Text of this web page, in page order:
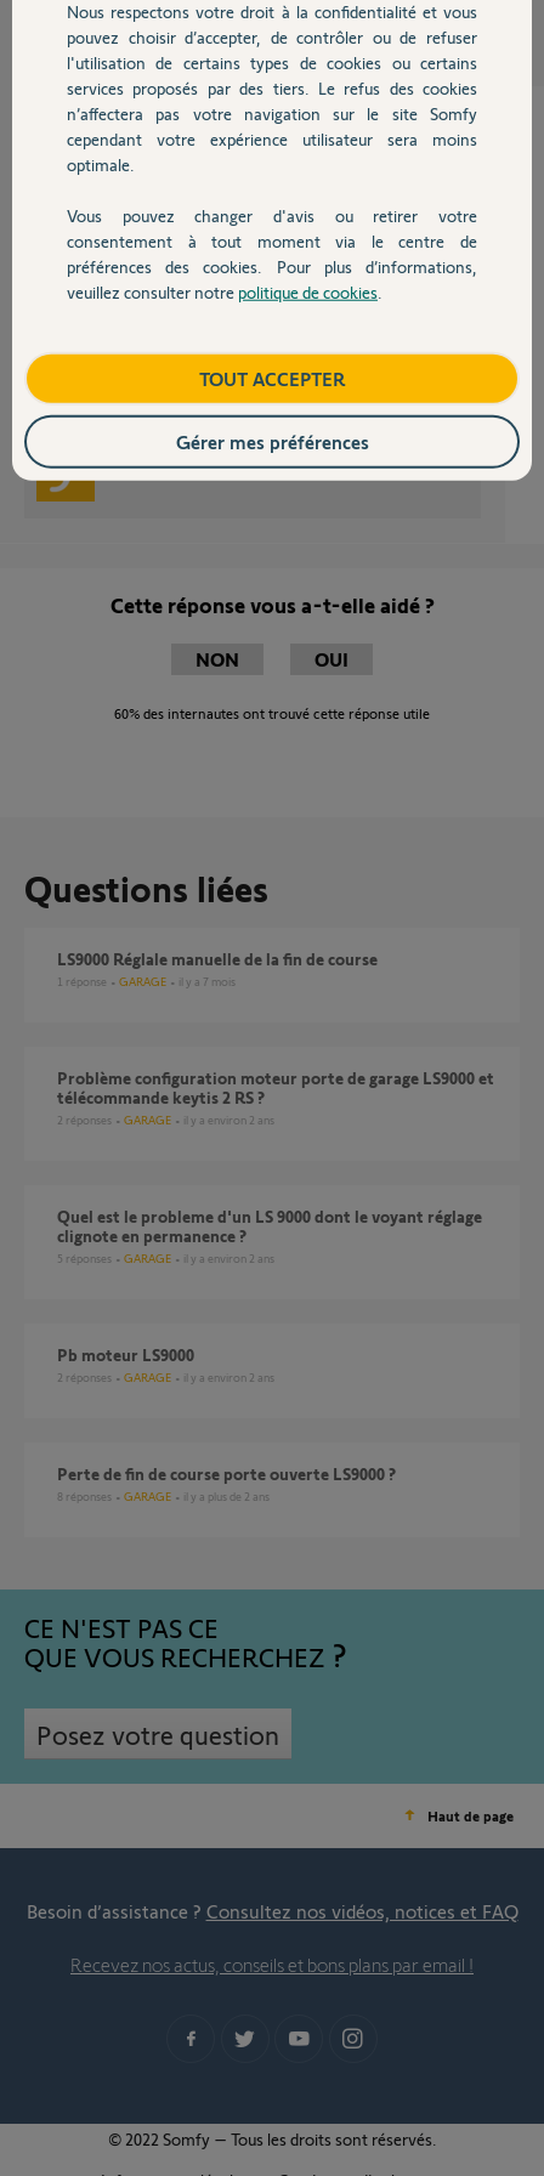
Chauffage
Autres produits
Devis avec un pro
Contact
il y a plus de 12 ans
Bonjour Franck,
Puis effacer et mémoriser les télécommandes :
Bonne Journée
Martial V. il y a plus de 12 ans
Cette réponse vous a-t-elle aidé ?
NON OUI
60% des internautes ont trouvé cette réponse utile
Questions liées
LS9000 Réglale manuelle de la fin de course
1 réponse GARAGE il y a 7 mois
Problème configuration moteur porte de garage LS9000 et
télécommande keytis 2 RS ?
2 réponses GARAGE il y a environ 2 ans
quel est le probleme d'un LS 9000 dont le voyant réglage
clignote en permanence ?
5 réponses GARAGE il y a environ 2 ans
pb moteur LS9000
2 réponses GARAGE il y a environ 2 ans
perte de fin de course porte ouverte LS9000 ?
8 réponses GARAGE il y a plus de 2 ans
CE N'EST PAS CE
QUE VOUS RECHERCHEZ
Posez votre question
Haut de page
Besoin d’assistance ? Consultez nos vidéos, notices et FAQ
Recevez nos actus, conseils et bons plans par email !
© 2022 Somfy – Tous les droits sont réservés.
Nous respectons votre droit à la confidentialité et vous
pouvez choisir d’accepter, de contrôler ou de refuser
l'utilisation de certains types de cookies ou certains
services proposés par des tiers. Le refus des cookies
n’affectera pas votre navigation sur le site Somfy
cependant votre expérience utilisateur sera moins
optimale.
Vous pouvez changer d'avis ou retirer votre
consentement à tout moment via le centre de
préférences des cookies. Pour plus d’informations,
veuillez consulter notre politique de cookies
TOUT ACCEPTER
Gérer mes préférences